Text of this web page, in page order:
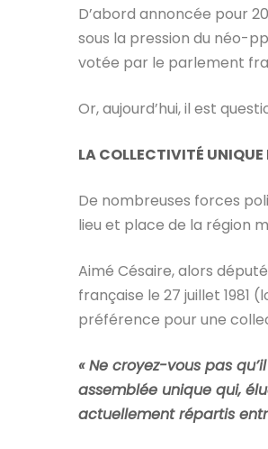
D’abord annoncée pour
sous la pression du néo-
votée par le parlement
Or, aujourd’hui, il est
LA COLLECTIVITÉ
De nombreuses forces
lieu et place de la région
Aimé Césaire, alors
française le 27 juillet
préférence pour une
« Ne croyez-vous pas
assemblée unique qui,
actuellement répartis